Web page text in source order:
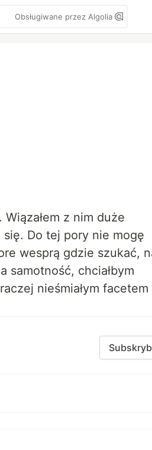
Obsługiwane przez Algolia
z nim duże
się. Do tej pory nie mogę
wesprą gdzie szukać,
samotność, chciałbym
nieśmiałym facetem